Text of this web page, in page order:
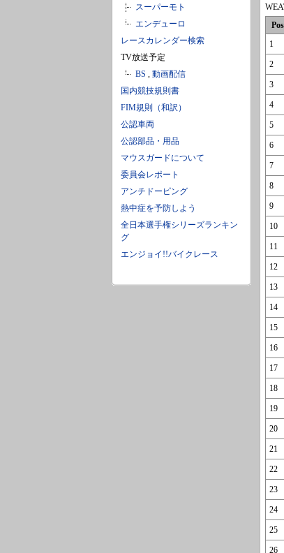
スーパーモト
エンデューロ
レースカレンダー検索
TV放送予定
BS , 動画配信
国内競技規則書
FIM規則（和訳）
公認車両
公認部品・用品
マウスガードについて
委員会レポート
アンチドーピング
熱中症を予防しよう
全日本選手権シリーズランキン
グ
エンジョイ!!バイクレース
1
2
3
4
5
6
7
8
9
10
11
12
13
14
15
16
17
18
19
20
21
22
23
24
25
26